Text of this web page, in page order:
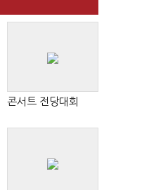
콘서트 전당대회